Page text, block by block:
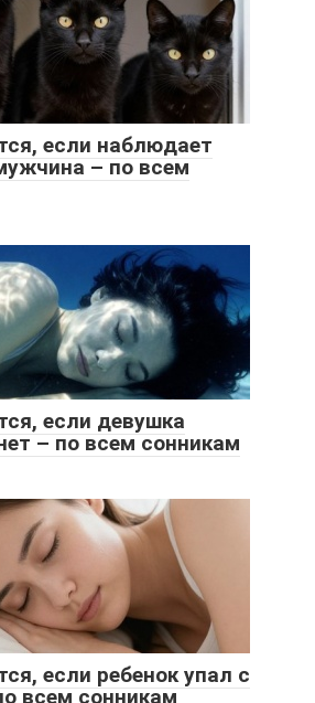
если наблюдает
– по всем
если девушка
– по всем сонникам
если ребенок упал с
всем сонникам